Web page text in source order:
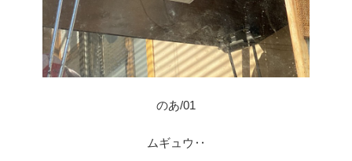
のあ/01
ムギュウ‥